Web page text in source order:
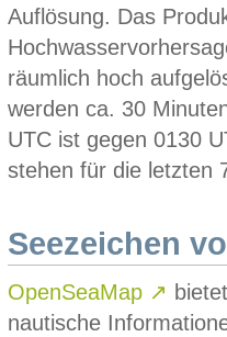
Auflösung. Das
räumlich hoch
werden ca. 30
UTC ist gegen 0130
stehen für die letzten
Seezeichen
OpenSeaMap ↗
nautische